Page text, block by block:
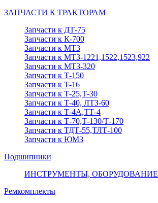
ЗАПЧАСТИ К ТРАКТОРАМ
Запчасти к ДТ-75
Запчасти к К-700
Запчасти к МТЗ
Запчасти к МТЗ-1221,1522,1523,922
Запчасти к МТЗ-320
Запчасти к Т-150
Запчасти к Т-16
Запчасти к Т-25,Т-30
Запчасти к Т-40, ЛТЗ-60
Запчасти к Т-4А,ТТ-4
Запчасти к Т-70,Т-130/Т-170
Запчасти к ТДТ-55,ТЛТ-100
Запчасти к ЮМЗ
Подшипники
ИНСТРУМЕНТЫ, ОБОРУДОВАНИЕ
Ремкомплекты